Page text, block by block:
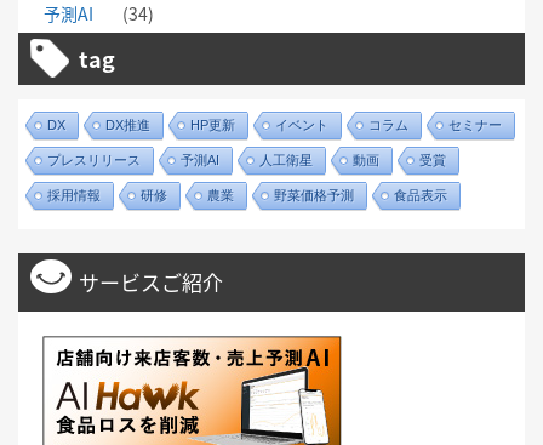
予測AI
(34)
tag
DX DX推進 HP更新 イベント コラム セミナー
プレスリリース 予測AI 人工衛星 動画 受賞
採用情報 研修 農業 野菜価格予測 食品表示
サービスご紹介